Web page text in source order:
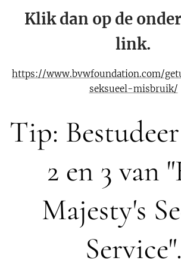
Klik dan op de
link.
https://www.bvwfoundation.com/
seksueel-misbruik/
Tip:
2 en 3 van
Majesty's
Service".